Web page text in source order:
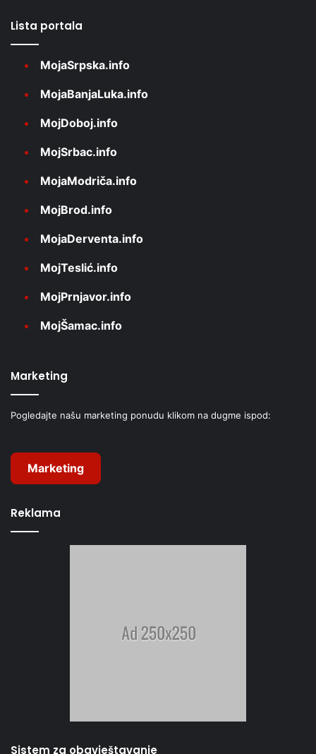
Lista portala
MojaSrpska.info
MojaBanjaLuka.info
MojDoboj.info
MojSrbac.info
MojaModriča.info
MojBrod.info
MojaDerventa.info
MojTeslić.info
MojPrnjavor.info
MojŠamac.info
Marketing
Pogledajte našu marketing ponudu klikom na dugme ispod:
Marketing
Reklama
Sistem za obavještavanje